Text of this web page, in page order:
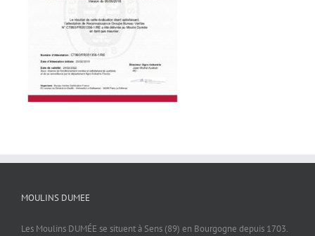
MOULINS DUMEE
Les Moulins DUMÉE se situent à Sens (89) en Bourgogne depuis 1703.